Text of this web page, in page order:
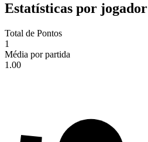
Estatísticas por jogador
Total de Pontos
1
Média por partida
1.00